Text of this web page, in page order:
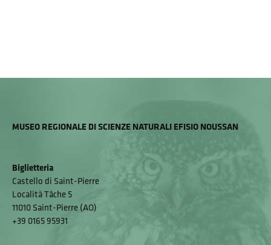
MUSEO REGIONALE DI SCIENZE NATURALI EFISIO NOUSSAN
Biglietteria
Castello di Saint-Pierre
Località Tâche 5
11010 Saint-Pierre (AO)
+39 0165 95931